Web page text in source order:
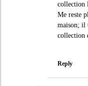
Me reste
maison; il
collection
Reply